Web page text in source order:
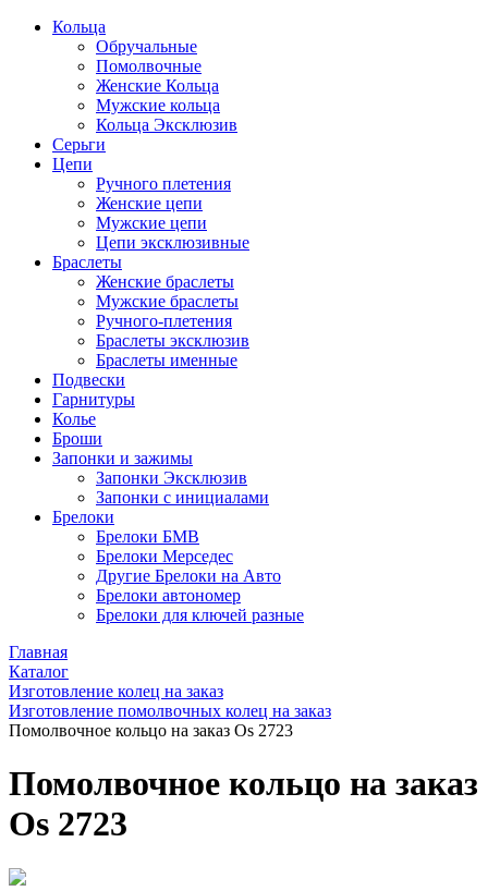
Кольца
Обручальные
Помолвочные
Женские Кольца
Мужские кольца
Кольца Эксклюзив
Серьги
Цепи
Ручного плетения
Женские цепи
Мужские цепи
Цепи эксклюзивные
Браслеты
Женские браслеты
Мужские браслеты
Ручного-плетения
Браслеты эксклюзив
Браслеты именные
Подвески
Гарнитуры
Колье
Броши
Запонки и зажимы
Запонки Эксклюзив
Запонки с инициалами
Брелоки
Брелоки БМВ
Брелоки Мерседес
Другие Брелоки на Авто
Брелоки автономер
Брелоки для ключей разные
Главная
Каталог
Изготовление колец на заказ
Изготовление помолвочных колец на заказ
Помолвочное кольцо на заказ Os 2723
Помолвочное кольцо на заказ
Os 2723